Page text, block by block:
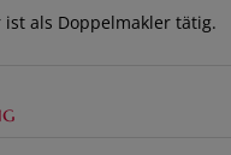
als Doppelmakler tätig.